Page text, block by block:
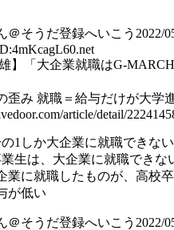
＠そうだ登録へいこう 2022/
雄】「大企業就職はG-
歪み 就職＝給与だけが大学
article/detail/
1しか大企業に就職できない
生は、大企業に就職できな
業に就職したものが、高校
が低い
＠そうだ登録へいこう 2022/